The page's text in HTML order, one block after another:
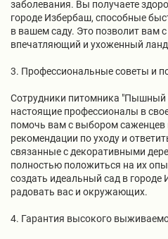
заболевания. Вы получаете
городе Избербаш, способные
в вашем саду. Это позволит вам
впечатляющий и ухоженный
3. Профессиональные советы и
Сотрудники питомника "Пышный
настоящие профессионалы в
помочь вам с выбором саженцев
рекомендации по уходу и
связанные с декоративными
полностью положиться на их
создать идеальный сад в
радовать вас и окружающих.
4. Гарантия высокого